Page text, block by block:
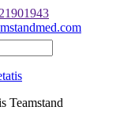
Teamstand